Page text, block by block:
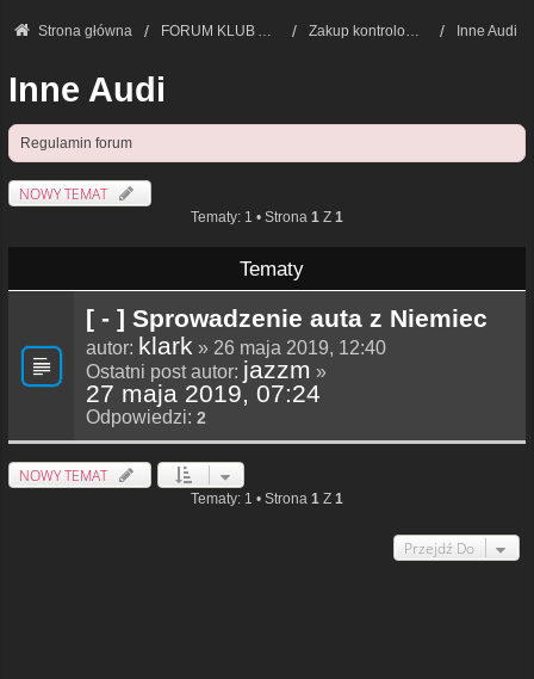
Strona główna FORUM KLUB AUDI A8 - FORUM PODSTAWOWE Zakup kontrolowany - kupujemy A8/S8 Inne Audi
Inne Audi
Regulamin forum
NOWY TEMAT
Tematy: 1 • Strona 1 Z 1
Tematy
[ - ] Sprowadzenie auta z Niemiec
autor: klark » 26 maja 2019, 12:40
Ostatni post autor: jazzm »
27 maja 2019, 07:24
Odpowiedzi: 2
NOWY TEMAT
Tematy: 1 • Strona 1 Z 1
Przejdź Do